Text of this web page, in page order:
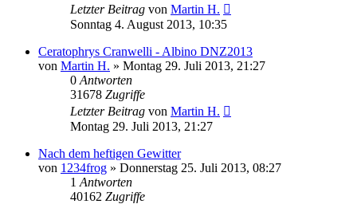
Letzter Beitrag von Martin H.
Sonntag 4. August 2013, 10:35
Ceratophrys Cranwelli - Albino DNZ2013
von Martin H. » Montag 29. Juli 2013, 21:27
0 Antworten
31678 Zugriffe
Letzter Beitrag von Martin H.
Montag 29. Juli 2013, 21:27
Nach dem heftigen Gewitter
von 1234frog » Donnerstag 25. Juli 2013, 08:27
1 Antworten
40162 Zugriffe